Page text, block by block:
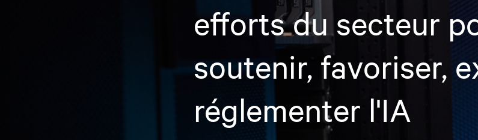
efforts du secteur
soutenir, favoriser,
réglementer l'IA